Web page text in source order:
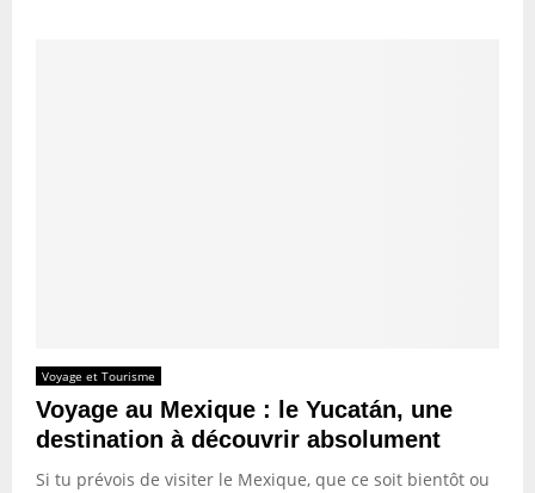
Voyage et Tourisme
Voyage au Mexique : le Yucatán, une
destination à découvrir absolument
Si tu prévois de visiter le Mexique, que ce soit bientôt ou